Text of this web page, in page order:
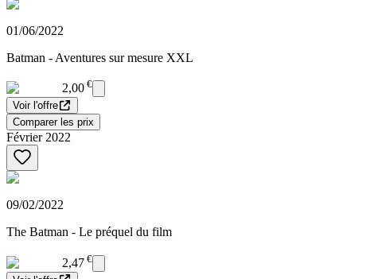
01/06/2022
Batman - Aventures sur mesure XXL
2,00 €
Voir l'offre
Comparer les prix
Février 2022
09/02/2022
The Batman - Le préquel du film
2,47 €